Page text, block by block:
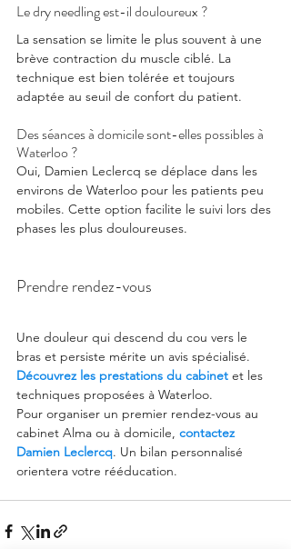
Le dry needling est-il douloureux ?
La sensation se limite le plus souvent à une
brève contraction du muscle ciblé. La
technique est bien tolérée et toujours
adaptée au seuil de confort du patient.
Des séances à domicile sont-elles possibles à
Waterloo ?
Oui, Damien Leclercq se déplace dans les
environs de Waterloo pour les patients peu
mobiles. Cette option facilite le suivi lors des
phases les plus douloureuses.
Prendre rendez-vous
Une douleur qui descend du cou vers le
bras et persiste mérite un avis spécialisé.
Découvrez les prestations du cabinet et les
techniques proposées à Waterloo.
Pour organiser un premier rendez-vous au
cabinet Alma ou à domicile, contactez
Damien Leclercq. Un bilan personnalisé
orientera votre rééducation.